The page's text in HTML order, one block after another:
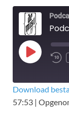
Apple
DELEN
Download
57:53 |